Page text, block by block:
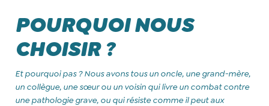
POURQUOI NOUS
CHOISIR ?
Et pourquoi pas ? Nous avons tous un oncle, une grand-mère,
un collègue, une sœur ou un voisin qui livre un combat contre
une pathologie grave, ou qui résiste comme il peut aux